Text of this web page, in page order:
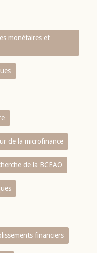
monétaires et
de la microfinance
de la BCEAO
financiers